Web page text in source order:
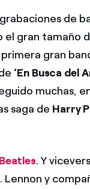
de
el gran tamaño
gran
‘En Busca del
muchas,
saga de Harry
. Y
y